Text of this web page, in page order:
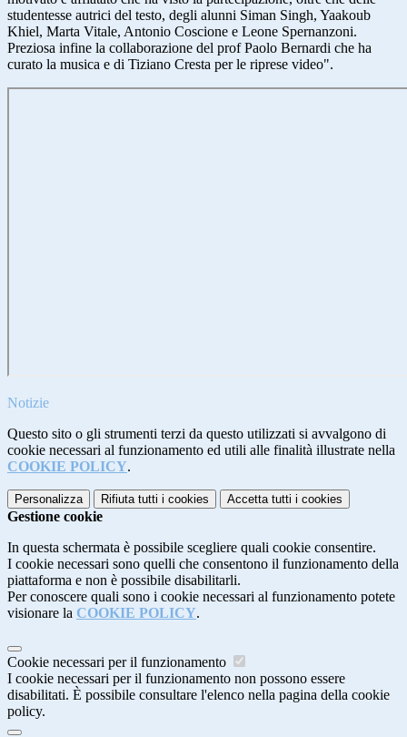
studentesse autrici del testo, degli alunni Siman Singh, Yaakoub
Khiel, Marta Vitale, Antonio Coscione e Leone Spernanzoni.
Preziosa infine la collaborazione del prof Paolo Bernardi che ha
curato la musica e di Tiziano Cresta per le riprese video".
Notizie
Questo sito o gli strumenti terzi da questo utilizzati si avvalgono di
cookie necessari al funzionamento ed utili alle finalità illustrate nella
COOKIE POLICY.
Personalizza Rifiuta tutti i cookies Accetta tutti i cookies
Gestione cookie
In questa schermata è possibile scegliere quali cookie consentire.
I cookie necessari sono quelli che consentono il funzionamento della
piattaforma e non è possibile disabilitarli.
Per conoscere quali sono i cookie necessari al funzionamento potete
visionare la COOKIE POLICY.
Cookie necessari per il funzionamento
I cookie necessari per il funzionamento non possono essere
disabilitati. È possibile consultare l'elenco nella pagina della cookie
policy.